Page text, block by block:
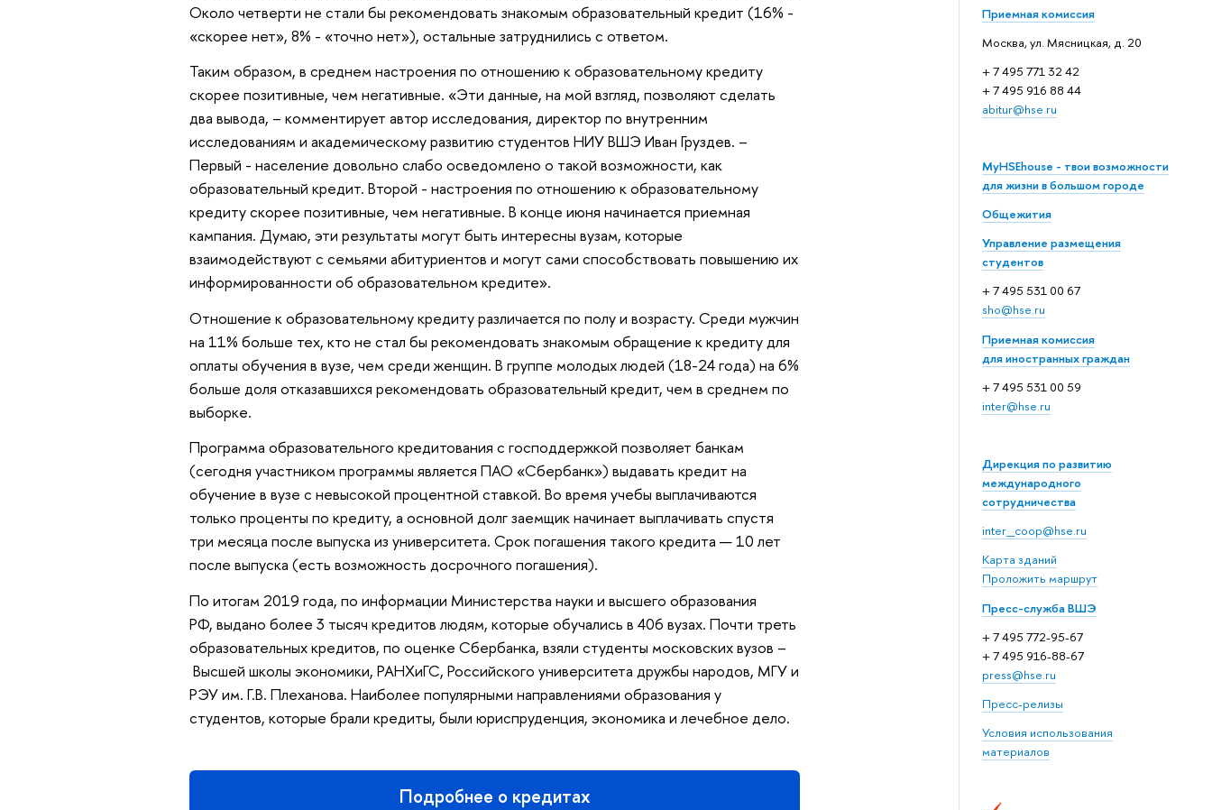
Приемная комиссия
Москва, ул. Мясницкая, д. 20
+ 7 495 771 32 42
+ 7 495 916 88 44
abitur@hse.ru
MyHSEhouse - твои возможности
для жизни в большом городе
Общежития
Управление размещения
студентов
+ 7 495 531 00 67
sho@hse.ru
Приемная комиссия
для иностранных граждан
+ 7 495 531 00 59
inter@hse.ru
Дирекция по развитию
международного
сотрудничества
inter_coop@hse.ru
Карта зданий
Проложить маршрут
Пресс-служба ВШЭ
+ 7 495 772-95-67
+ 7 495 916-88-67
press@hse.ru
Пресс-релизы
Условия использования
материалов
Около четверти не стали бы рекомендовать знакомым образовательный кредит (16% -
«скорее нет», 8% - «точно нет»), остальные затруднились с ответом.
Таким образом, в среднем настроения по отношению к образовательному кредиту
скорее позитивные, чем негативные. «Эти данные, на мой взгляд, позволяют сделать
два вывода, – комментирует автор исследования, директор по внутренним
исследованиям и академическому развитию студентов НИУ ВШЭ Иван Груздев. –
Первый - население довольно слабо осведомлено о такой возможности, как
образовательный кредит. Второй - настроения по отношению к образовательному
кредиту скорее позитивные, чем негативные. В конце июня начинается приемная
кампания. Думаю, эти результаты могут быть интересны вузам, которые
взаимодействуют с семьями абитуриентов и могут сами способствовать повышению их
информированности об образовательном кредите».
Отношение к образовательному кредиту различается по полу и возрасту. Среди мужчин
на 11% больше тех, кто не стал бы рекомендовать знакомым обращение к кредиту для
оплаты обучения в вузе, чем среди женщин. В группе молодых людей (18-24 года) на 6%
больше доля отказавшихся рекомендовать образовательный кредит, чем в среднем по
выборке.
Программа образовательного кредитования с господдержкой позволяет банкам
(сегодня участником программы является ПАО «Сбербанк») выдавать кредит на
обучение в вузе с невысокой процентной ставкой. Во время учебы выплачиваются
только проценты по кредиту, а основной долг заемщик начинает выплачивать спустя
три месяца после выпуска из университета. Срок погашения такого кредита — 10 лет
после выпуска (есть возможность досрочного погашения).
По итогам 2019 года, по информации Министерства науки и высшего образования
РФ, выдано более 3 тысяч кредитов людям, которые обучались в 406 вузах. Почти треть
образовательных кредитов, по оценке Сбербанка, взяли студенты московских вузов –
Высшей школы экономики, РАНХиГС, Российского университета дружбы народов, МГУ и
РЭУ им. Г.В. Плеханова. Наиболее популярными направлениями образования у
студентов, которые брали кредиты, были юриспруденция, экономика и лечебное дело.
Подробнее о кредитах